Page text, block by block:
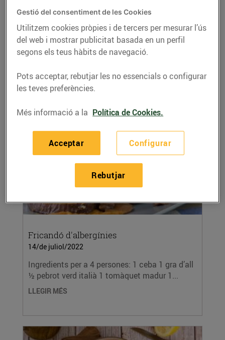
Trucs per fer gelats a casa
15/de juliol/2022
Hi ha moltes maneres de gaudir d’un bon gelat
a casa. Pots comprar-te’l i gaudir-ne, però
també...
LLEGIR MÉS
Fricandó d'albergínies
14/de juliol/2022
Ingredients per a 4 persones: 1 ceba 1 gra d’all
½ pebrot verd italià 1 tomàquet madur 1...
LLEGIR MÉS
Gestió del consentiment de les Cookies
Utilitzem cookies pròpies i de tercers per mesurar l’ús
del web i mostrar publicitat basada en un perfil
segons els teus hàbits de navegació.
Pots acceptar, rebutjar les no essencials o configurar
les teves preferències.
Més informació a la Política de Cookies.
Configurar
Rebutjar
Acceptar